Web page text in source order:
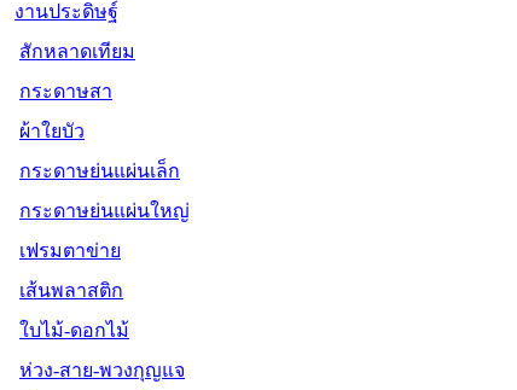
งานประดิษฐ์
สักหลาดเทียม
กระดาษสา
ผ้าใยบัว
กระดาษย่นแผ่นเล็ก
กระดาษย่นแผ่นใหญ่
เฟรมตาข่าย
เส้นพลาสติก
ใบไม้-ดอกไม้
ห่วง-สาย-พวงกุญแจ